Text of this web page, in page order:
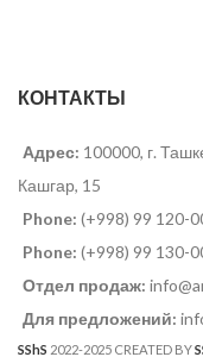
КОНТАКТЫ
Адрес: 100000, г.
Кашгар, 15
Phone: (+998) 99 120-
Phone: (+998) 99 130-
Отдел продаж:
Для предложений:
SShS 2022-2025 CREATED BY